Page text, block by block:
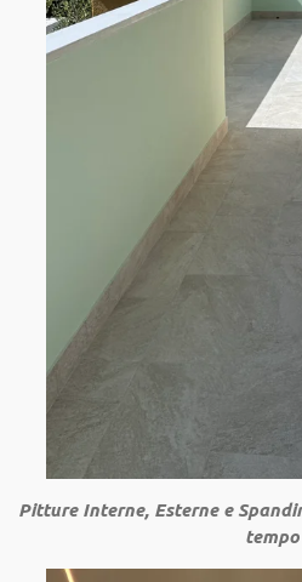
Pitture Interne, Esterne e
tempo